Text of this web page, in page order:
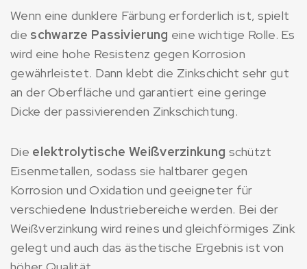
Wenn eine dunklere Färbung erforderlich ist, spielt
die schwarze Passivierung eine wichtige Rolle. Es
wird eine hohe Resistenz gegen Korrosion
gewährleistet. Dann klebt die Zinkschicht sehr gut
an der Oberfläche und garantiert eine geringe
Dicke der passivierenden Zinkschichtung.
Die elektrolytische Weißverzinkung schützt
Eisenmetallen, sodass sie haltbarer gegen
Korrosion und Oxidation und geeigneter für
verschiedene Industriebereiche werden. Bei der
Weißverzinkung wird reines und gleichförmiges Zink
gelegt und auch das ästhetische Ergebnis ist von